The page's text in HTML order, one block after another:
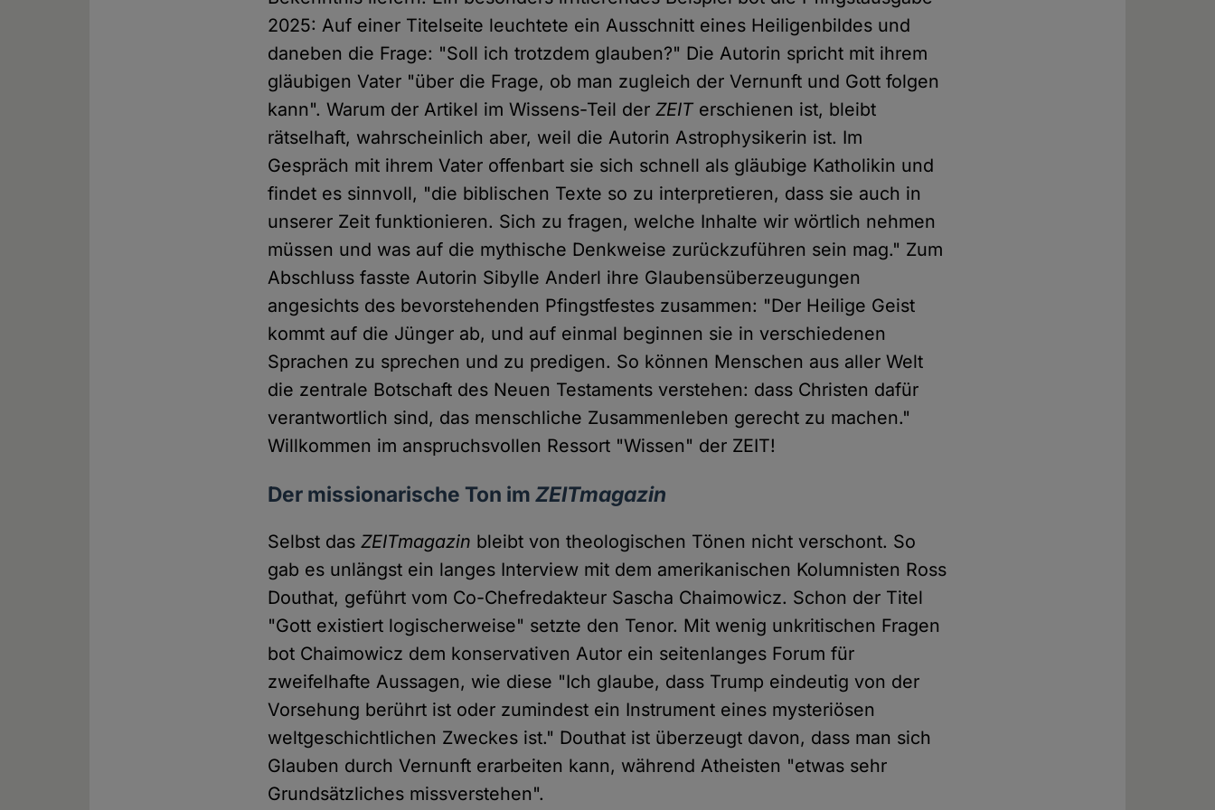
2025: Auf einer Titelseite leuchtete ein Ausschnitt eines Heiligenbildes und
daneben die Frage: "Soll ich trotzdem glauben?" Die Autorin spricht mit ihrem
gläubigen Vater "über die Frage, ob man zugleich der Vernunft und Gott folgen
kann". Warum der Artikel im Wissens-Teil derZEIT erschienen ist, bleibt
rätselhaft, wahrscheinlich aber, weil die Autorin Astrophysikerin ist. Im
Gespräch mit ihrem Vater offenbart sie sich schnell als gläubige Katholikin und
findet es sinnvoll, "die biblischen Texte so zu interpretieren, dass sie auch in
unserer Zeit funktionieren. Sich zu fragen, welche Inhalte wir wörtlich nehmen
müssen und was auf die mythische Denkweise zurückzuführen sein mag." Zum
Abschluss fasste Autorin Sibylle Anderl ihre Glaubensüberzeugungen
angesichts des bevorstehenden Pfingstfestes zusammen: "Der Heilige Geist
kommt auf die Jünger ab, und auf einmal beginnen sie in verschiedenen
Sprachen zu sprechen und zu predigen. So können Menschen aus aller Welt
die zentrale Botschaft des Neuen Testaments verstehen: dass Christen dafür
verantwortlich sind, das menschliche Zusammenleben gerecht zu machen."
Willkommen im anspruchsvollen Ressort "Wissen" der ZEIT!
Der missionarische Ton imZEITmagazin
Selbst dasZEITmagazin bleibt von theologischen Tönen nicht verschont. So
gab es unlängst ein langes Interview mit dem amerikanischen Kolumnisten Ross
Douthat, geführt vom Co-Chefredakteur Sascha Chaimowicz. Schon der Titel
"Gott existiert logischerweise" setzte den Tenor. Mit wenig unkritischen Fragen
bot Chaimowicz dem konservativen Autor ein seitenlanges Forum für
zweifelhafte Aussagen, wie diese "Ich glaube, dass Trump eindeutig von der
Vorsehung berührt ist oder zumindest ein Instrument eines mysteriösen
weltgeschichtlichen Zweckes ist." Douthat ist überzeugt davon, dass man sich
Glauben durch Vernunft erarbeiten kann, während Atheisten "etwas sehr
Grundsätzliches missverstehen".